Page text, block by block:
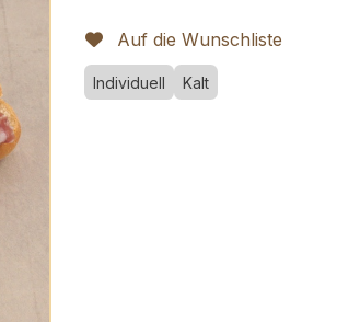
Auf die Wunschliste
Individuell Kalt